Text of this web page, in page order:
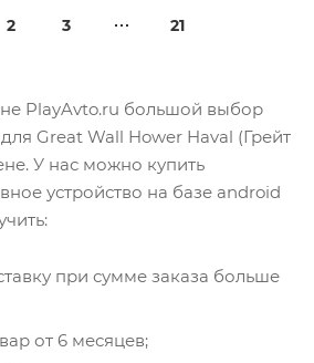
2 3 21
PlayAvto.ru большой выбор
Great Wall Hower Haval (Грейт
У нас можно купить
устройство на базе android
при сумме заказа больше
от 6 месяцев;